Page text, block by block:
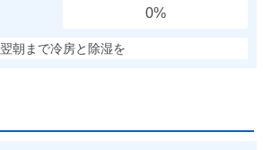
0%
翌朝まで冷房と除湿を